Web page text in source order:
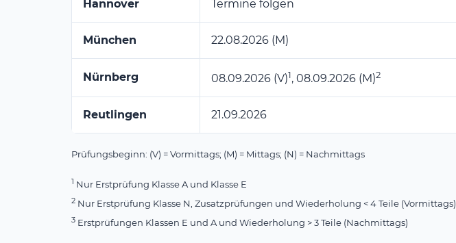
Hannover Termine folgen
München 22.08.2026 (M)
Nürnberg 08.09.2026 (V)1, 08.09.2026 (M)2
Reutlingen 21.09.2026
Prüfungsbeginn: (V) = Vormittags; (M) = Mittags; (N) = Nachmittags
1 Nur Erstprüfung Klasse A und Klasse E
2 Nur Erstprüfung Klasse N, Zusatzprüfungen und Wiederholung < 4 Teile (Vormittags)
3 Erstprüfungen Klassen E und A und Wiederholung > 3 Teile (Nachmittags)